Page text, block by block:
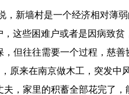
新墙村是一个经济相对薄弱
这些困难户或者是因病致贫
但往往需要一个过程，慈善
原来在南京做木工，突发中
，家里的积蓄全部花完了，